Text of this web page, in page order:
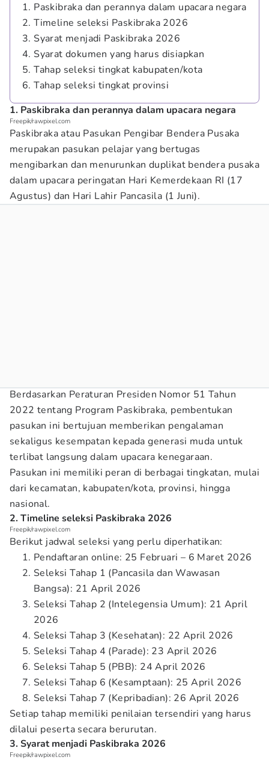
1. Paskibraka dan perannya dalam upacara negara
2. Timeline seleksi Paskibraka 2026
3. Syarat menjadi Paskibraka 2026
4. Syarat dokumen yang harus disiapkan
5. Tahap seleksi tingkat kabupaten/kota
6. Tahap seleksi tingkat provinsi
1. Paskibraka dan perannya dalam upacara negara
Freepik/rawpixel.com
Paskibraka atau Pasukan Pengibar Bendera Pusaka
merupakan pasukan pelajar yang bertugas
mengibarkan dan menurunkan duplikat bendera pusaka
dalam upacara peringatan Hari Kemerdekaan RI (17
Agustus) dan Hari Lahir Pancasila (1 Juni).
Berdasarkan Peraturan Presiden Nomor 51 Tahun
2022 tentang Program Paskibraka, pembentukan
pasukan ini bertujuan memberikan pengalaman
sekaligus kesempatan kepada generasi muda untuk
terlibat langsung dalam upacara kenegaraan.
Pasukan ini memiliki peran di berbagai tingkatan, mulai
dari kecamatan, kabupaten/kota, provinsi, hingga
nasional.
2. Timeline seleksi Paskibraka 2026
Freepik/rawpixel.com
Berikut jadwal seleksi yang perlu diperhatikan:
Pendaftaran online: 25 Februari – 6 Maret 2026
Seleksi Tahap 1 (Pancasila dan Wawasan
Bangsa): 21 April 2026
Seleksi Tahap 2 (Intelegensia Umum): 21 April
2026
Seleksi Tahap 3 (Kesehatan): 22 April 2026
Seleksi Tahap 4 (Parade): 23 April 2026
Seleksi Tahap 5 (PBB): 24 April 2026
Seleksi Tahap 6 (Kesamptaan): 25 April 2026
Seleksi Tahap 7 (Kepribadian): 26 April 2026
Setiap tahap memiliki penilaian tersendiri yang harus
dilalui peserta secara berurutan.
3. Syarat menjadi Paskibraka 2026
Freepik/rawpixel.com